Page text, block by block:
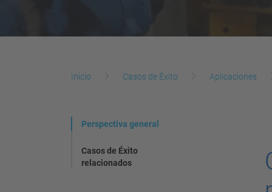
Inicio Casos de Éxito Aplicaciones
Perspectiva general
Casos de Éxito
relacionados